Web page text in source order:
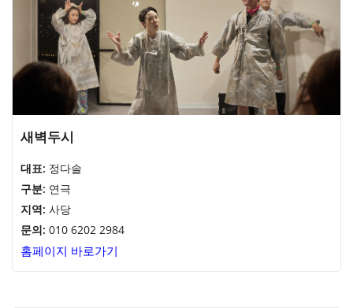
새벽두시
대표: 정다솔
구분: 연극
지역: 사당
문의: 010 6202 2984
홈페이지 바로가기